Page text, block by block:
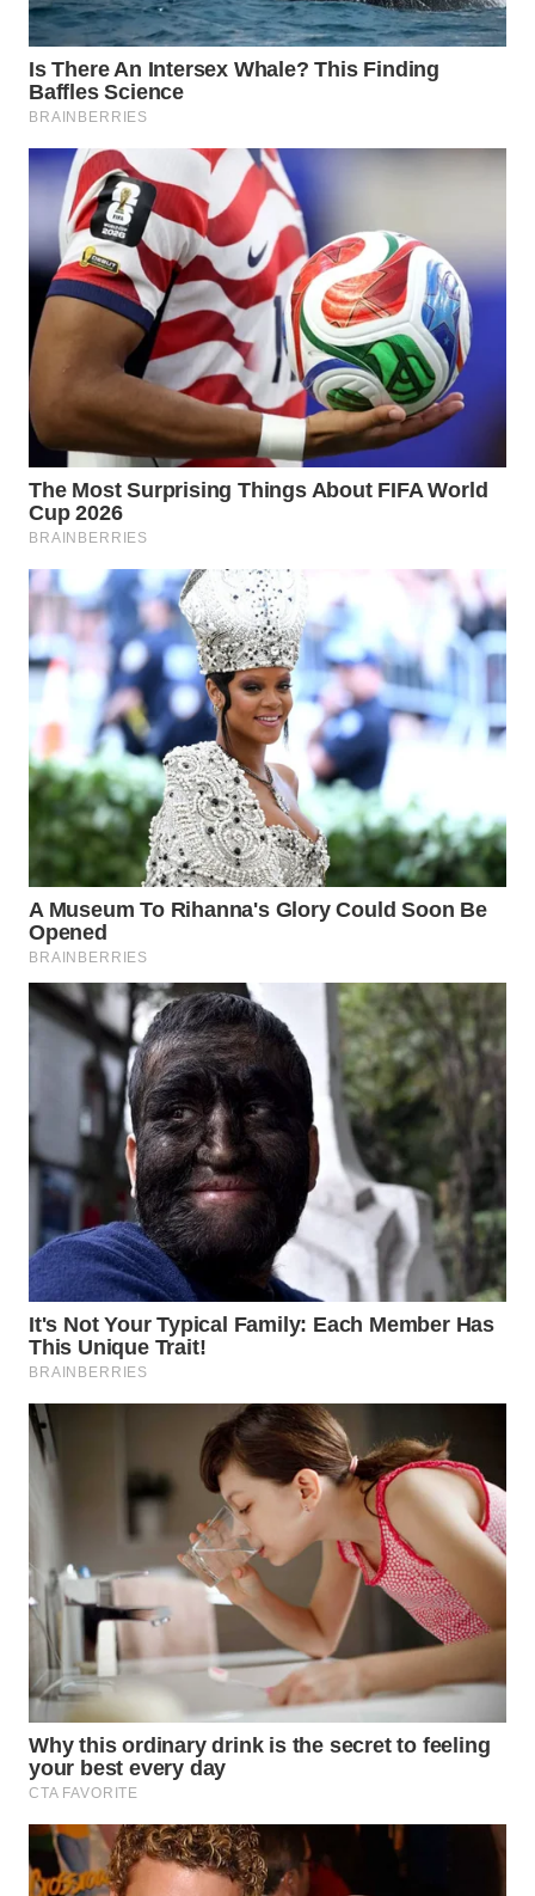
WN
INDRAMAYU
WN
WN
MAJALENGKA
WN
SUBANG
SUKABUMI
WN
PURWAKARTA
PRIANGAN
TIMUR
SEMARANG
WN
SOLO
WN
BOROBUDUR
WN
MADURA
WN
SURABAYA
WN
NATUNA
WN
BINTAN
WN
MANDALIKA
WN
LABUANBAJO
BORNEO
Wahana
Media
Group
WAHANA
NEWS
WAHANA
TANI